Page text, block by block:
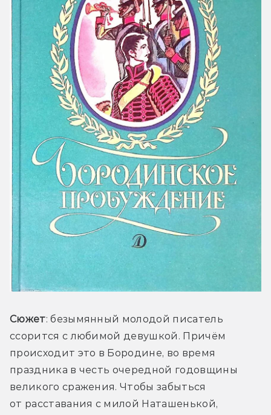
Сюжет: безымянный молодой писатель
ссорится с любимой девушкой. Причём
происходит это в Бородине, во время
праздника в честь очередной годовщины
великого сражения. Чтобы забыться
от расставания с милой Наташенькой,